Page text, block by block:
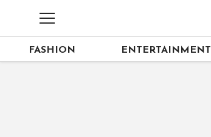
FASHION ENTERTAINMENT